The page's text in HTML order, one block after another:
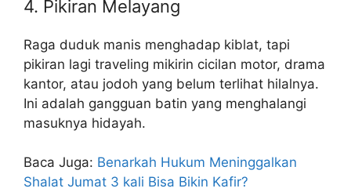
4. Pikiran Melayang
Raga duduk manis menghadap kiblat, tapi
pikiran lagi traveling mikirin cicilan motor, drama
kantor, atau jodoh yang belum terlihat hilalnya.
Ini adalah gangguan batin yang menghalangi
masuknya hidayah.
Baca Juga: Benarkah Hukum Meninggalkan
Shalat Jumat 3 kali Bisa Bikin Kafir?